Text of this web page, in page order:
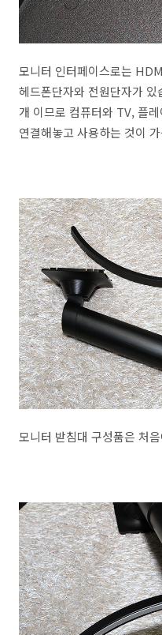
모니터 인터페이스로는
헤드폰단자와 전원단자가
개 이므로 컴퓨터와 TV, 플
연결해놓고 사용하는 것이
모니터 받침대 구성품은 처